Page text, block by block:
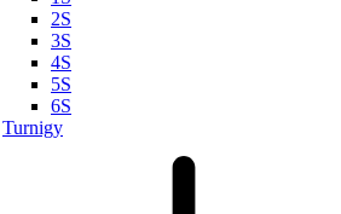
2S
3S
4S
5S
6S
Turnigy